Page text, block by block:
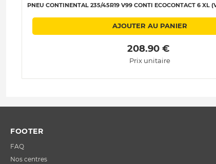
PNEU CONTINENTAL 235/45R19 V99 CONTI ECOCONTACT 6 XL
AJOUTER AU PANIER
208.90 €
Prix unitaire
FOOTER
FAQ
Nos centres